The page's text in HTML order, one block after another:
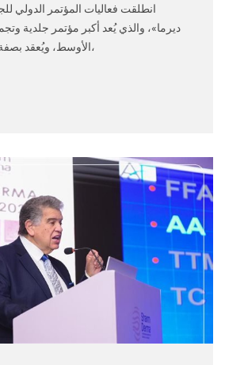
انطلقت فعاليات المؤتمر الدولي
ديرما»، والذي يُعد أكبر مؤتمر جلدية
الأوسط، ويُعقد بصفة دوريه منذ عام 2008،